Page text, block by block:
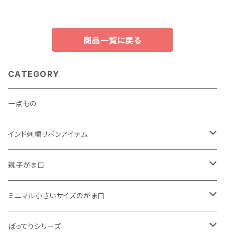
商品一覧に戻る
CATEGORY
一点もの
インド刺繍リボンアイテム
がま口
巾着
親子がま口
・ ぷっくりタイプ
くったりコットンキャンバス
・ 四角いマチのたっぷりサイズ
ミニマル小さいサイズのがま口
・ くったりコットンキャンバス
ぽってりシリーズ